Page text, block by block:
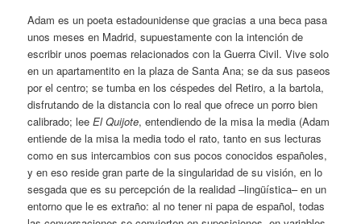
Adam es un poeta estadounidense que gracias a una beca pasa
unos meses en Madrid, supuestamente con la intención de
escribir unos poemas relacionados con la Guerra Civil. Vive solo
en un apartamentito en la plaza de Santa Ana; se da sus paseos
por el centro; se tumba en los céspedes del Retiro, a la bartola,
disfrutando de la distancia con lo real que ofrece un porro bien
calibrado; leeEl Quijote, entendiendo de la misa la media (Adam
entiende de la misa la media todo el rato, tanto en sus lecturas
como en sus intercambios con sus pocos conocidos españoles,
y en eso reside gran parte de la singularidad de su visión, en lo
sesgada que es su percepción de la realidad –lingüística– en un
entorno que le es extraño: al no tener ni papa de español, todas